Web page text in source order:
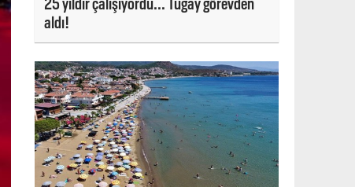
25 yıldır çalışıyordu... Tugay görevden
aldı!